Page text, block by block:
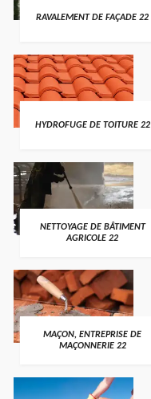
RAVALEMENT DE FAÇADE 22
HYDROFUGE DE TOITURE 22
NETTOYAGE DE BÂTIMENT
AGRICOLE 22
MAÇON, ENTREPRISE DE
MAÇONNERIE 22